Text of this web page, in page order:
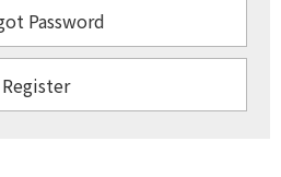
Password
Register